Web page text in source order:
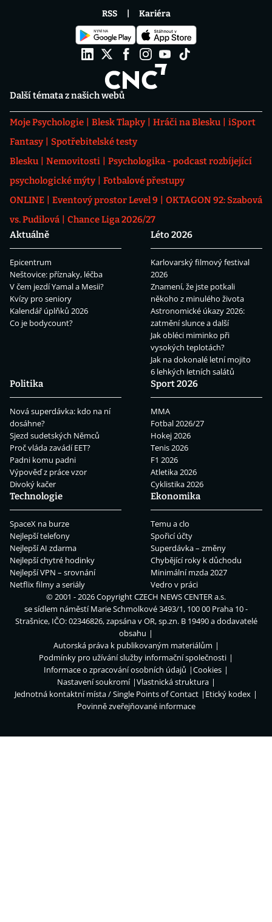
Další témata z našich webů
Moje Psychologie Blesk Tlapky Hráči na Blesku
iSport
Fantasy
Spotřebitelské testy
Blesku
Nemovitosti
Psychologika - podcast rozbíjející
psychologické mýty
Fotbalové přestupy
ONLINE
Eventový prostor Level 9
OKTAGON 92: Szabová
vs. Pudilová
Chance Liga 2026/27
Aktuálně
Epicentrum
Neštovice: příznaky, léčba
V čem jezdí Yamal a Mesii?
Kvízy pro seniory
Kalendář úplňků 2026
Co je bodycount?
Léto 2026
Karlovarský filmový festival
2026
Znamení, že jste potkali
někoho z minulého života
Astronomické úkazy 2026:
zatmění slunce a další
Jak obléci miminko při
vysokých teplotách?
Jak na dokonalé letní mojito
6 lehkých letních salátů
Politika
Nová superdávka: kdo na ní
dosáhne?
Sjezd sudetských Němců
Proč vláda zavádí EET?
Padni komu padni
Výpověď z práce vzor
Divoký kačer
Sport 2026
MMA
Fotbal 2026/27
Hokej 2026
Tenis 2026
F1 2026
Atletika 2026
Cyklistika 2026
Technologie
SpaceX na burze
Nejlepší telefony
Nejlepší AI zdarma
Nejlepší chytré hodinky
Nejlepší VPN – srovnání
Netflix filmy a seriály
Ekonomika
Temu a clo
Spořicí účty
Superdávka – změny
Chybějící roky k důchodu
Minimální mzda 2027
Vedro v práci
RSS Kariéra
© 2001 - 2026 CopyrightCZECH NEWS CENTER a.s.
se sídlem náměstí Marie Schmolkové 3493/1, 100 00 Praha 10 -
Strašnice, IČO: 02346826, zapsána v OR, sp.zn. B 19490 a dodavatelé
obsahu
Autorská práva k publikovaným materiálům
Podmínky pro užívání služby informační společnosti
Informace o zpracování osobních údajů
Cookies
Nastavení soukromí
Vlastnická struktura
Jednotná kontaktní místa / Single Points of Contact
Etický kodex
Povinně zveřejňované informace